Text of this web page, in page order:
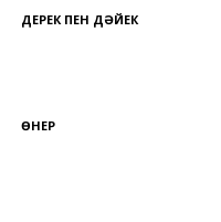
ДЕРЕК ПЕН ДӘЙЕК
ӨНЕР